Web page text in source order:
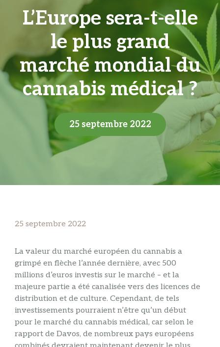
L’Europe sera-t-elle
le plus grand
marché mondial du
cannabis médical ?
25 septembre 2022
25 septembre 2022
La valeur du marché européen du cannabis a
grimpé en flèche l’année dernière, avec 500
millions d’euros investis sur le marché – et la
majeure partie a été canalisée vers des licences de
distribution et de culture. Cependant, de tels
investissements pourraient n’être qu’un début
pour le marché du cannabis médical, car selon le
rapport de Davos, de nombreux pays européens